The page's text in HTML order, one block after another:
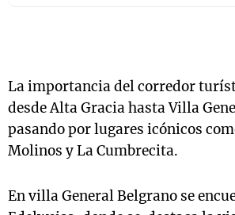
La importancia del corredor
desde Alta Gracia hasta Villa
pasando por lugares icónicos
Molinos y La Cumbrecita.
En villa General Belgrano se